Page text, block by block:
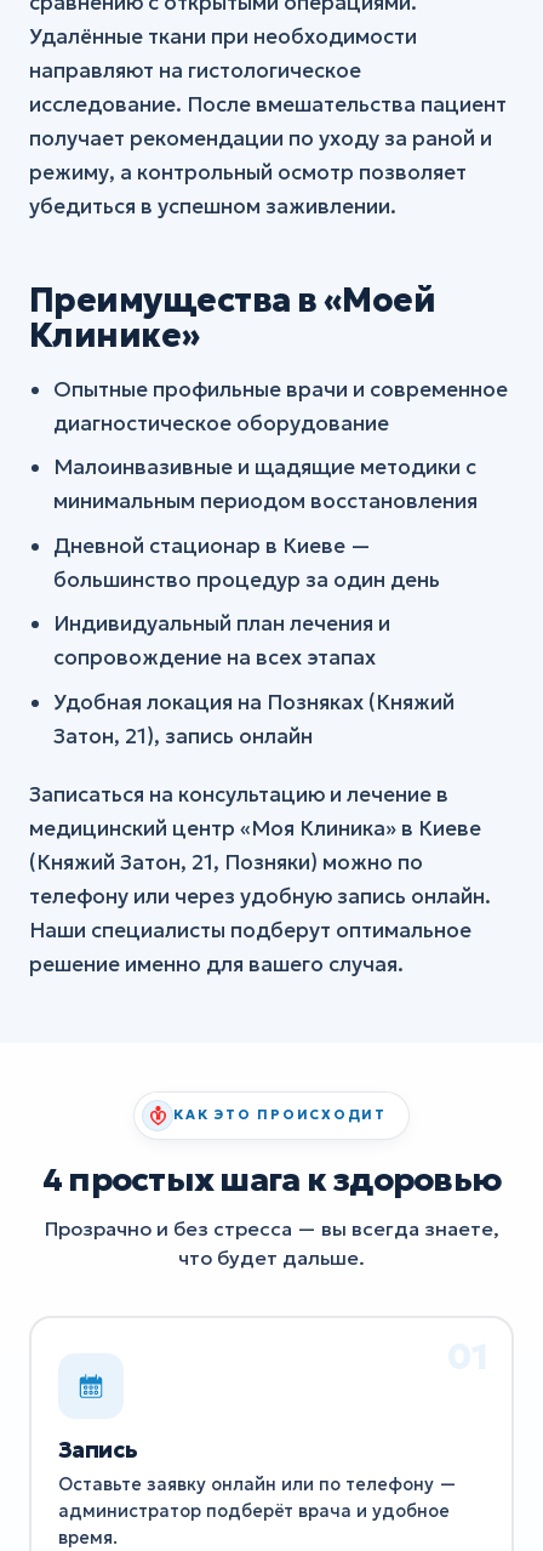
Удалённые ткани при необходимости
направляют на гистологическое
исследование. После вмешательства пациент
получает рекомендации по уходу за раной и
режиму, а контрольный осмотр позволяет
убедиться в успешном заживлении.
Преимущества в «Моей
Клинике»
Опытные профильные врачи и современное
диагностическое оборудование
Малоинвазивные и щадящие методики с
минимальным периодом восстановления
Дневной стационар в Киеве —
большинство процедур за один день
Индивидуальный план лечения и
сопровождение на всех этапах
Удобная локация на Позняках (Княжий
Затон, 21), запись онлайн
Записаться на консультацию и лечение в
медицинский центр «Моя Клиника» в Киеве
(Княжий Затон, 21, Позняки) можно по
телефону или через удобную запись онлайн.
Наши специалисты подберут оптимальное
решение именно для вашего случая.
КАК ЭТО ПРОИСХОДИТ
4 простых шага к здоровью
Прозрачно и без стресса — вы всегда знаете,
что будет дальше.
Запись
Оставьте заявку онлайн или по телефону —
администратор подберёт врача и удобное
время.